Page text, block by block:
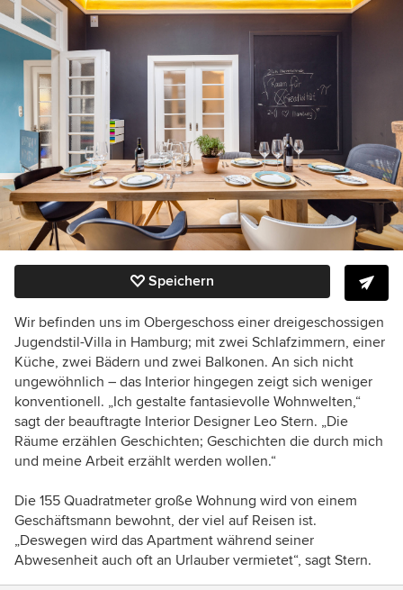
Speichern
Wir befinden uns im Obergeschoss einer dreigeschossigen
Jugendstil-Villa in Hamburg; mit zwei Schlafzimmern, einer
Küche, zwei Bädern und zwei Balkonen. An sich nicht
ungewöhnlich – das Interior hingegen zeigt sich weniger
konventionell. „Ich gestalte fantasievolle Wohnwelten,“
sagt der beauftragte Interior Designer Leo Stern. „Die
Räume erzählen Geschichten; Geschichten die durch mich
und meine Arbeit erzählt werden wollen.“
Die 155 Quadratmeter große Wohnung wird von einem
Geschäftsmann bewohnt, der viel auf Reisen ist.
„Deswegen wird das Apartment während seiner
Abwesenheit auch oft an Urlauber vermietet“, sagt Stern.